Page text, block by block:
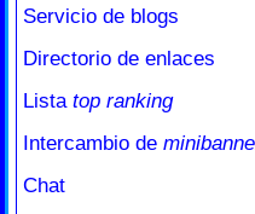
Servicio de blogs
Directorio de enlaces
Lista top ranking
Intercambio de
Chat